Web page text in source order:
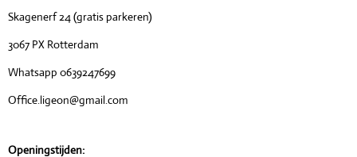
Skagenerf 24 (gratis parkeren)
3067 PX Rotterdam
Whatsapp 0639247699
Office.ligeon@gmail.com
Openingstijden: